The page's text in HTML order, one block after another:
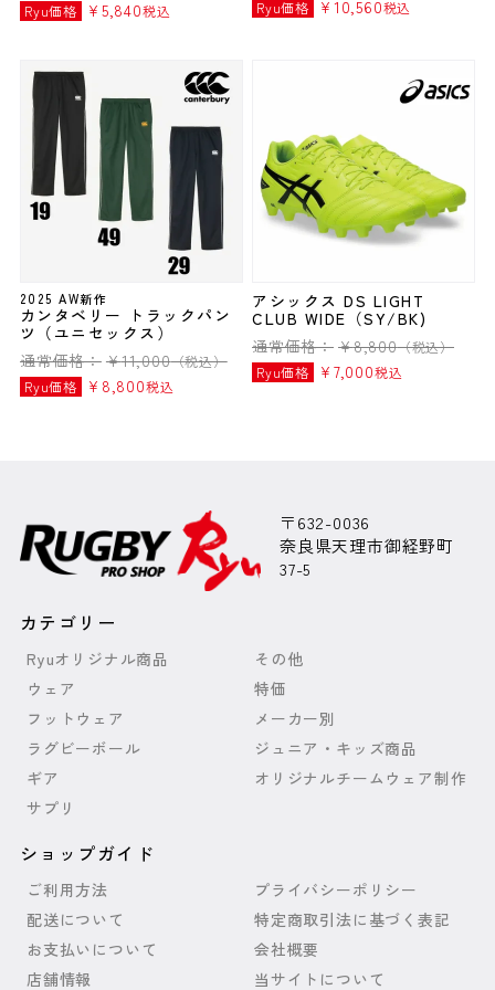
Ryu価格 ¥ 5,840税込 Ryu価格 ¥ 10,560税込
2025 AW新作
カンタベリー トラックパン
ツ（ユニセックス）
通常価格： ¥11,000（税込）
Ryu価格
¥ 8,800税込
アシックス DS LIGHT
CLUB WIDE（SY/BK)
通常価格： ¥8,800（税込）
Ryu価格
¥ 7,000税込
〒632-0036
奈良県天理市御経野町
37-5
カテゴリー
Ryuオリジナル商品
ウェア
フットウェア
ラグビーボール
ギア
サプリ
その他
特価
メーカー別
ジュニア・キッズ商品
オリジナルチームウェア制作
ショップガイド
ご利用方法
配送について
お支払いについて
店舗情報
プライバシーポリシー
特定商取引法に基づく表記
会社概要
当サイトについて